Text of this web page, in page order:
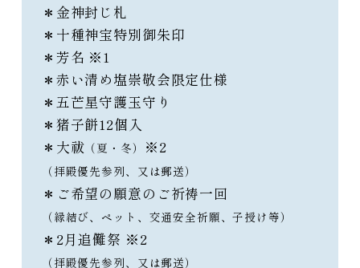
＊金神封じ札
＊十種神宝特別御朱印
＊芳名 ※1
＊赤い清め塩崇敬会限定仕様
＊五芒星守護玉守り
＊猪子餅12個入
＊大祓 （夏・冬） ※2
（拝殿優先参列、又は郵送）
＊ご希望の願意のご祈祷一回
（縁結び、ペット、交通安全祈願、子授け等）
＊2月追儺祭 ※2
（拝殿優先参列、又は郵送）